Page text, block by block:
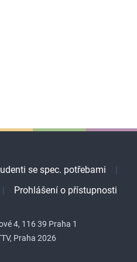
se spec. potřebami
Prohlášení o přístupnosti
4, 116 39 Praha 1
Praha 2026